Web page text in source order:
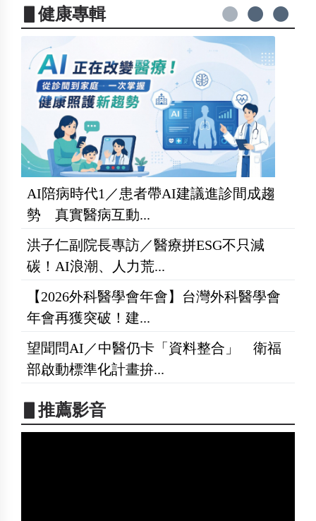
▋健康專輯
AI陪病時代1／患者帶AI建議進診間成趨
勢 真實醫病互動...
洪子仁副院長專訪／醫療拼ESG不只減
碳！AI浪潮、人力荒...
【2026外科醫學會年會】台灣外科醫學會
年會再獲突破！建...
望聞問AI／中醫仍卡「資料整合」 衛福
部啟動標準化計畫拚...
▋推薦影音